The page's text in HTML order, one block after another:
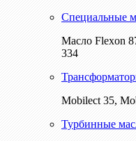
Специальные
Масло Flexon
334
Mobilect 35,
Турбинные